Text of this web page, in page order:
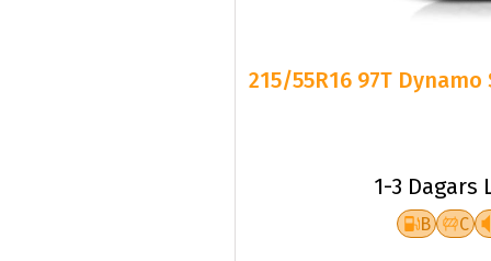
215/55R16 97T Dynamo
1-3 Dagars
B C